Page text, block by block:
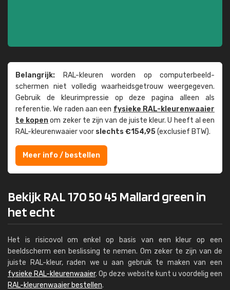
Belangrijk: RAL-kleuren worden op computer­beeld­
schermen niet volledig waarheids­­getrouw weer­gegeven.
Gebruik de kleur­impressie op deze pagina alleen als
referentie. We raden aan een fysieke RAL-kleuren­waaier
te kopenom zeker te zijn van de juiste kleur. U heeft al een
RAL-kleuren­waaier voor slechts €154,95(exclusief BTW).
Meer info / bestellen
Bekijk RAL 170 50 45 Mallard green in
het echt
Het is risicovol om enkel op basis van een kleur op een
beeldscherm een beslissing te nemen. Om zeker te zijn van de
juiste RAL-kleur, raden we u aan gebruik te maken van een
fysieke RAL-kleurenwaaier. Op deze website kunt u voordelig een
RAL-kleurenwaaier bestellen.